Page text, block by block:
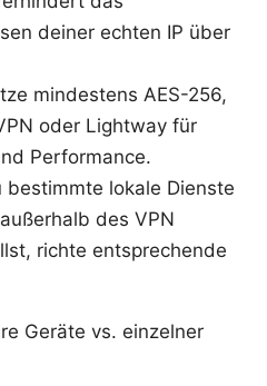
deiner echten IP über
mindestens AES-256,
oder Lightway für
Performance.
bestimmte lokale Dienste
des VPN
richte entsprechende
Geräte vs. einzelner